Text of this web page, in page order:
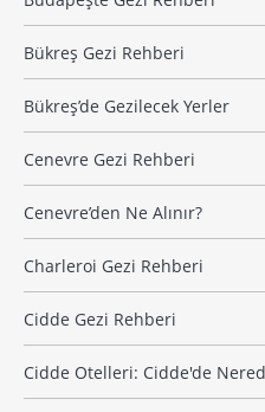
Bükreş Gezi Rehberi
Bükreş’de Gezilecek Yerler
Cenevre Gezi Rehberi
Cenevre’den Ne Alınır?
Charleroi Gezi Rehberi
Cidde Gezi Rehberi
Cidde Otelleri: Cidde'de